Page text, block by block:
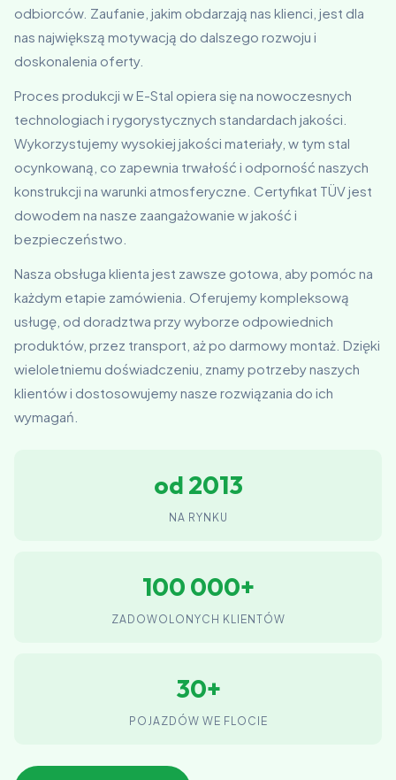
odbiorców. Zaufanie, jakim obdarzają nas klienci, jest dla
nas największą motywacją do dalszego rozwoju i
doskonalenia oferty.
Proces produkcji w E-Stal opiera się na nowoczesnych
technologiach i rygorystycznych standardach jakości.
Wykorzystujemy wysokiej jakości materiały, w tym stal
ocynkowaną, co zapewnia trwałość i odporność naszych
konstrukcji na warunki atmosferyczne. Certyfikat TÜV jest
dowodem na nasze zaangażowanie w jakość i
bezpieczeństwo.
Nasza obsługa klienta jest zawsze gotowa, aby pomóc na
każdym etapie zamówienia. Oferujemy kompleksową
usługę, od doradztwa przy wyborze odpowiednich
produktów, przez transport, aż po darmowy montaż. Dzięki
wieloletniemu doświadczeniu, znamy potrzeby naszych
klientów i dostosowujemy nasze rozwiązania do ich
wymagań.
od 2013
NA RYNKU
100 000+
ZADOWOLONYCH KLIENTÓW
30+
POJAZDÓW WE FLOCIE